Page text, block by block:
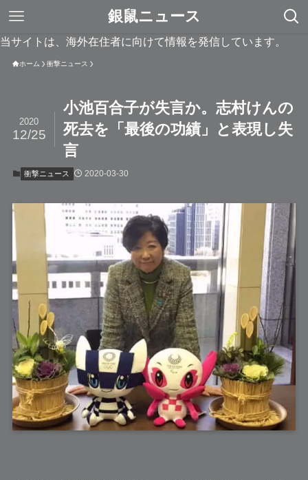
銀鼠ニュース
当サイトは、海外在住者に向けて情報を発信しています。
ホーム 衝撃ニュース
小池百合子が失言か。志村けんの
死去を「最後の功績」と表現し失
言
2020
12/25
衝撃ニュース 2020-03-30